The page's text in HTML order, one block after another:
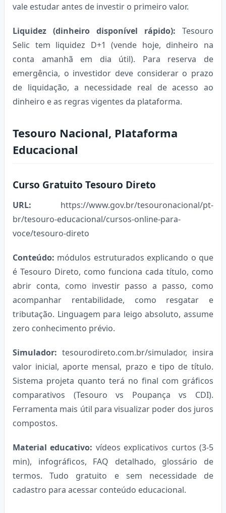
vale estudar antes de investir o primeiro valor.
Liquidez (dinheiro disponível rápido): Tesouro
Selic tem liquidez D+1 (vende hoje, dinheiro na
conta amanhã em dia útil). Para reserva de
emergência, o investidor deve considerar o prazo
de liquidação, a necessidade real de acesso ao
dinheiro e as regras vigentes da plataforma.
Tesouro Nacional, Plataforma
Educacional
Curso Gratuito Tesouro Direto
URL: https://www.gov.br/tesouronacional/pt-
br/tesouro-educacional/cursos-online-para-
voce/tesouro-direto
Conteúdo: módulos estruturados explicando o que
é Tesouro Direto, como funciona cada título, como
abrir conta, como investir passo a passo, como
acompanhar rentabilidade, como resgatar e
tributação. Linguagem para leigo absoluto, assume
zero conhecimento prévio.
Simulador: tesourodireto.com.br/simulador, insira
valor inicial, aporte mensal, prazo e tipo de título.
Sistema projeta quanto terá no final com gráficos
comparativos (Tesouro vs Poupança vs CDI).
Ferramenta mais útil para visualizar poder dos juros
compostos.
Material educativo: vídeos explicativos curtos (3-5
min), infográficos, FAQ detalhado, glossário de
termos. Tudo gratuito e sem necessidade de
cadastro para acessar conteúdo educacional.